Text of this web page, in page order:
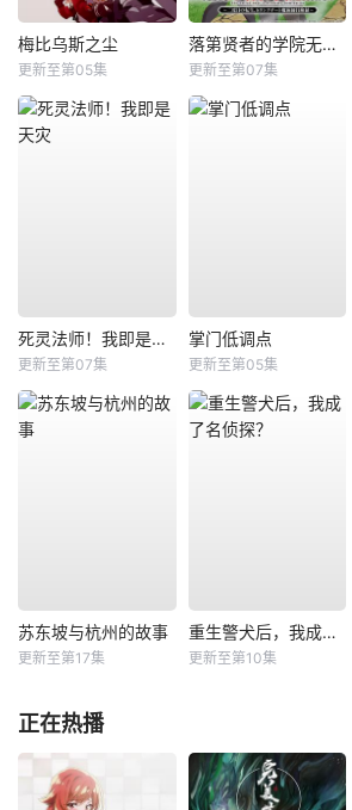
梅比乌斯之尘
更新至第05集
落第贤者的学院无双第二回转生，S等级作弊魔术师冒险记
更新至第07集
死灵法师！我即是天灾
更新至第07集
掌门低调点
更新至第05集
苏东坡与杭州的故事
更新至第17集
重生警犬后，我成了名侦探？
更新至第10集
正在热播